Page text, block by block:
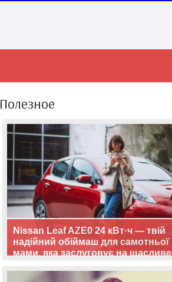
Полезное
Nissan Leaf AZE0 24 кВт·ч — твій
надійний обіймаш для самотньої
мами, яка заслуговує на щасливе